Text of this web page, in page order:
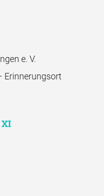
e. V.
Erinnerungsort